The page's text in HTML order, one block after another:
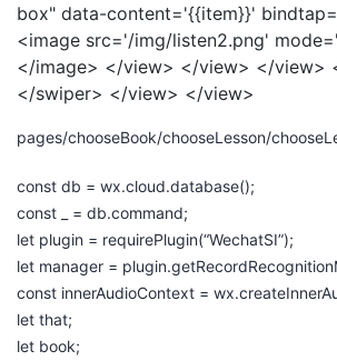
box" data-content='{{item}}'
<image src='/img/listen2.png'
</image> </view> </view> </view>
</swiper> </view> </view>
pages/chooseBook/chooseLesson/
const db = wx.cloud.database();
const _ = db.command;
let plugin = requirePlugin(“WechatSI”);
let manager =
const innerAudioContext =
let that;
let book;